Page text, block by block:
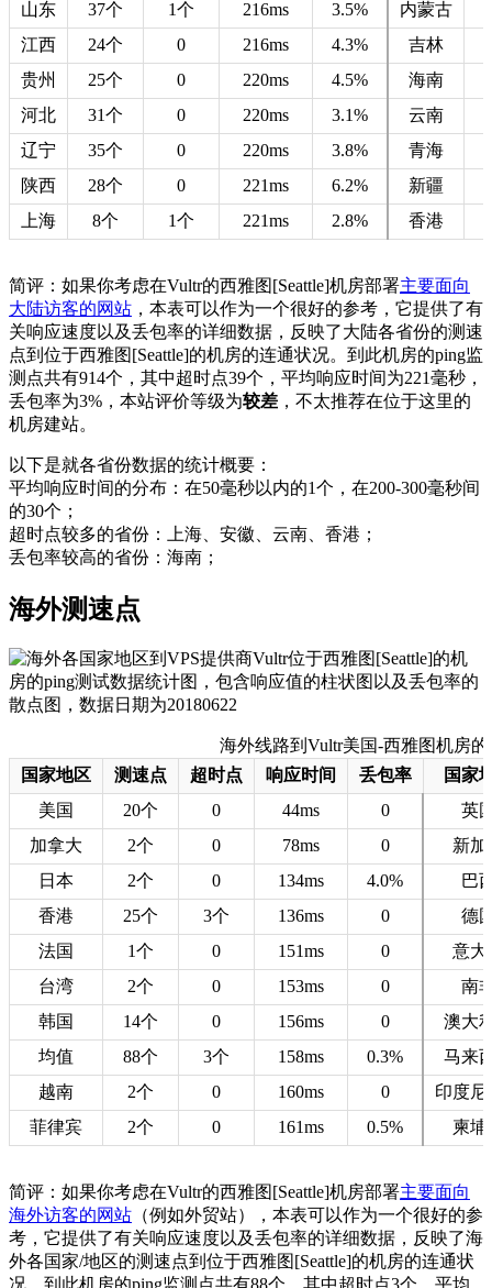
山东
37个 1个 216ms 3.5% 内蒙古
江西
24个 0 216ms 4.3% 吉林
贵州
25个 0 220ms 4.5% 海南
河北
31个 0 220ms 3.1% 云南
辽宁
35个 0 220ms 3.8% 青海
陕西
28个 0 221ms 6.2% 新疆
上海
8个 1个 221ms 2.8% 香港
简评：如果你考虑在Vultr的西雅图[Seattle]机房部署主要面向
大陆访客的网站 ，本表可以作为一个很好的参考，它提供了有
关响应速度以及丢包率的详细数据，反映了大陆各省份的测速
点到位于西雅图[Seattle]的机房的连通状况。到此机房的ping监
测点共有914个，其中超时点39个，平均响应时间为221毫秒，
丢包率为3%，本站评价等级为较差 ，不太推荐在位于这里的
机房建站。
以下是就各省份数据的统计概要：
平均响应时间的分布：在50毫秒以内的1个，在200-300毫秒间
的30个；
超时点较多的省份：上海、安徽、云南、香港；
丢包率较高的省份：海南；
海外测速点
海外线路到Vultr美国-西雅图机房的
国家地区
测速点 超时点 响应时间 丢包率
国家
美国
20个 0 44ms 0
英
加拿大
2个 0 78ms 0
新加
日本
2个 0 134ms 4.0%
巴
香港
25个 3个 136ms 0
德
法国
1个 0 151ms 0
意大
台湾
2个 0 153ms 0
南
韩国
14个 0 156ms 0
澳大
均值
88个 3个 158ms 0.3%
马来
越南
2个 0 160ms 0
印度尼
菲律宾
2个 0 161ms 0.5% 柬埔
简评：如果你考虑在Vultr的西雅图[Seattle]机房部署主要面向
海外访客的网站 （例如外贸站），本表可以作为一个很好的参
考，它提供了有关响应速度以及丢包率的详细数据，反映了海
外各国家/地区的测速点到位于西雅图[Seattle]的机房的连通状